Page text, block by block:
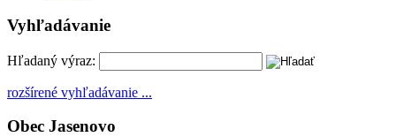
Vyhľadávanie
Hľadaný výraz:
rozšírené vyhľadávanie ...
Obec Jasenovo